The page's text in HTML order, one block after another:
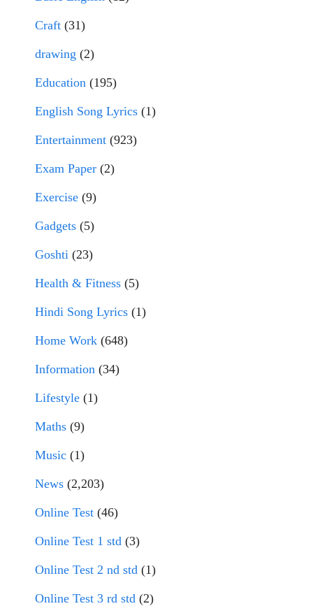
Craft (31)
drawing (2)
Education (195)
English Song Lyrics (1)
Entertainment (923)
Exam Paper (2)
Exercise (9)
Gadgets (5)
Goshti (23)
Health & Fitness (5)
Hindi Song Lyrics (1)
Home Work (648)
Information (34)
Lifestyle (1)
Maths (9)
Music (1)
News (2,203)
Online Test (46)
Online Test 1 std (3)
Online Test 2 nd std (1)
Online Test 3 rd std (2)